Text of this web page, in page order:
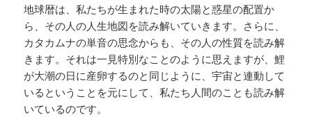
地球暦は、私たちが生まれた時の太陽と惑星の配置か
ら、その人の人生地図を読み解いていきます。さらに、
カタカムナの単音の思念からも、その人の性質を読み解
きます。それは一見特別なことのように思えますが、鯉
が大潮の日に産卵するのと同じように、宇宙と連動して
いるということを元にして、私たち人間のことも読み解
いているのです。